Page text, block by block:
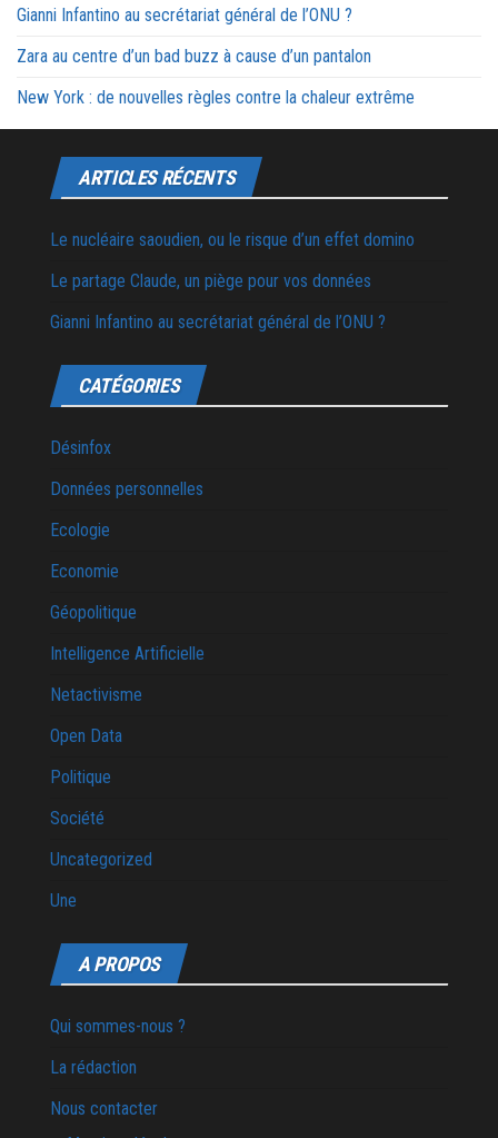
Gianni Infantino au secrétariat général de l’ONU ?
Zara au centre d’un bad buzz à cause d’un pantalon
New York : de nouvelles règles contre la chaleur extrême
ARTICLES RÉCENTS
Le nucléaire saoudien, ou le risque d’un effet domino
Le partage Claude, un piège pour vos données
Gianni Infantino au secrétariat général de l’ONU ?
CATÉGORIES
Désinfox
Données personnelles
Ecologie
Economie
Géopolitique
Intelligence Artificielle
Netactivisme
Open Data
Politique
Société
Uncategorized
Une
A PROPOS
Qui sommes-nous ?
La rédaction
Nous contacter